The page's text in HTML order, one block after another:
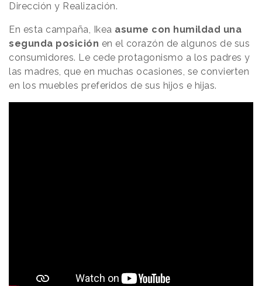
Dirección y Realización.
En esta campaña, Ikea asume con humildad una
segunda posición en el corazón de algunos de sus
consumidores. Le cede protagonismo a los padres y
las madres, que en muchas ocasiones, se convierten
en los muebles preferidos de sus hijos e hijas.